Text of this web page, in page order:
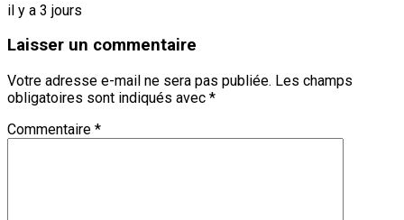
il y a 3 jours
Laisser un commentaire
Votre adresse e-mail ne sera pas publiée. Les champs
obligatoires sont indiqués avec *
Commentaire *